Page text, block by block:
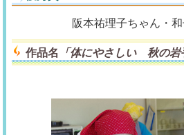
阪本祐理子ちゃん・
作品名 「体にやさしい 秋の岩